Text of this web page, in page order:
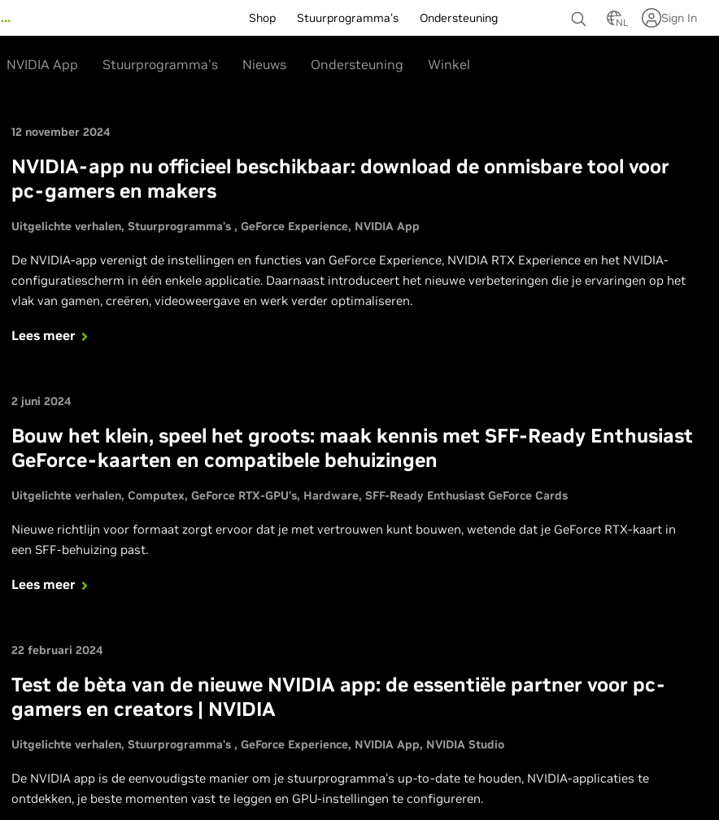
… Shop Stuurprogramma's Ondersteuning NL Sign In
NVIDIA App Stuurprogramma's Nieuws Ondersteuning Winkel
12 november 2024
NVIDIA-app nu officieel beschikbaar: download de onmisbare tool voor
pc-gamers en makers
Uitgelichte verhalen Stuurprogramma's GeForce Experience NVIDIA App
De NVIDIA-app verenigt de instellingen en functies van GeForce Experience, NVIDIA RTX Experience en het NVIDIA-
configuratiescherm in één enkele applicatie. Daarnaast introduceert het nieuwe verbeteringen die je ervaringen op het
vlak van gamen, creëren, videoweergave en werk verder optimaliseren.
Lees meer
2 juni 2024
Bouw het klein, speel het groots: maak kennis met SFF-Ready Enthusiast
GeForce-kaarten en compatibele behuizingen
Uitgelichte verhalen Computex GeForce RTX-GPU's Hardware SFF-Ready Enthusiast GeForce Cards
Nieuwe richtlijn voor formaat zorgt ervoor dat je met vertrouwen kunt bouwen, wetende dat je GeForce RTX-kaart in
een SFF-behuizing past.
Lees meer
22 februari 2024
Test de bèta van de nieuwe NVIDIA app: de essentiële partner voor pc-
gamers en creators | NVIDIA
Uitgelichte verhalen Stuurprogramma's GeForce Experience NVIDIA App NVIDIA Studio
De NVIDIA app is de eenvoudigste manier om je stuurprogramma's up-to-date te houden, NVIDIA-applicaties te
ontdekken, je beste momenten vast te leggen en GPU-instellingen te configureren.